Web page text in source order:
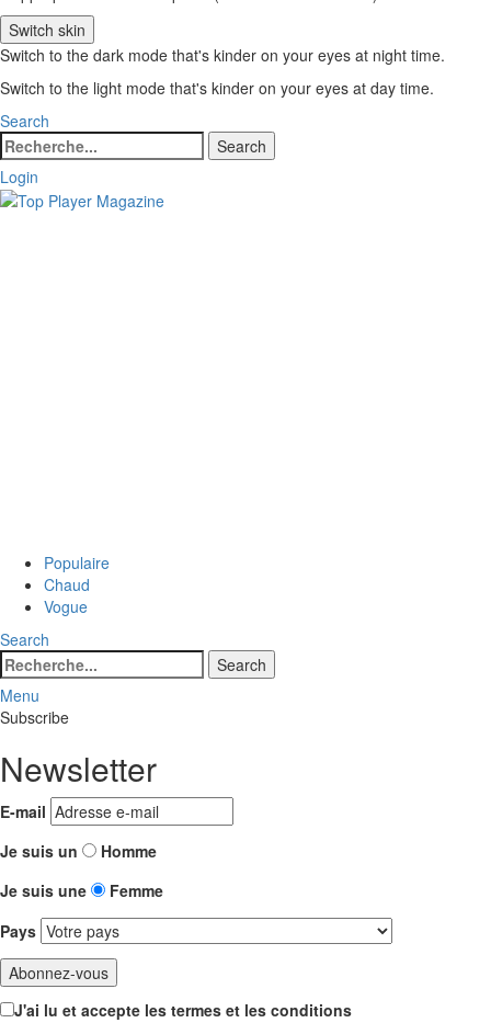
Switch skin
Switch to the dark mode that's kinder on your eyes at night time.
Switch to the light mode that's kinder on your eyes at day time.
Search
Search
for:
Search
Login
Populaire
Chaud
Vogue
Search
Search
for:
Search
Menu
Subscribe
Newsletter
E-mail
Je suis un
Homme
Je suis une
Femme
Pays
J'ai lu et accepte les termes et les conditions